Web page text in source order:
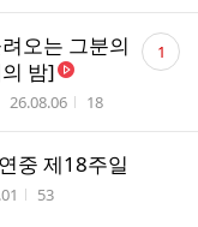
오는 그분의
밤]
작성시간
26.08.06 조회수
18
댓
글 1
중 제18주일
조회수
53